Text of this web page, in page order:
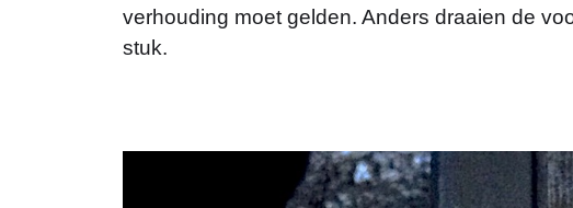
verhouding moet gelden. Anders draaien de
stuk.